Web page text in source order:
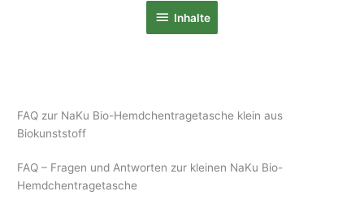
Inhalte
Inhalte
FAQ zur NaKu Bio-Hemdchentragetasche klein aus
Biokunststoff
FAQ – Fragen und Antworten zur kleinen NaKu Bio-
Hemdchentragetasche